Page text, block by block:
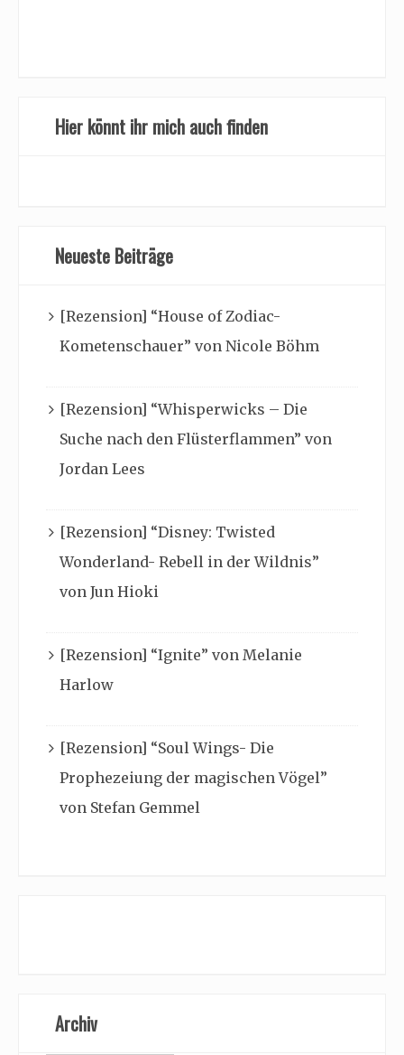
Hier könnt ihr mich auch finden
Neueste Beiträge
[Rezension] “House of Zodiac-
Kometenschauer” von Nicole Böhm
[Rezension] “Whisperwicks – Die
Suche nach den Flüsterflammen” von
Jordan Lees
[Rezension] “Disney: Twisted
Wonderland- Rebell in der Wildnis”
von Jun Hioki
[Rezension] “Ignite” von Melanie
Harlow
[Rezension] “Soul Wings- Die
Prophezeiung der magischen Vögel”
von Stefan Gemmel
Archiv